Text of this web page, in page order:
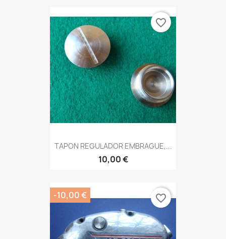
TAPON REGULADOR EMBRAGUE,...
10,00 €
favorite_border
-10,00 € favorite_border